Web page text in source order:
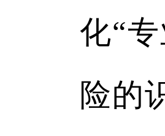
化“
险的